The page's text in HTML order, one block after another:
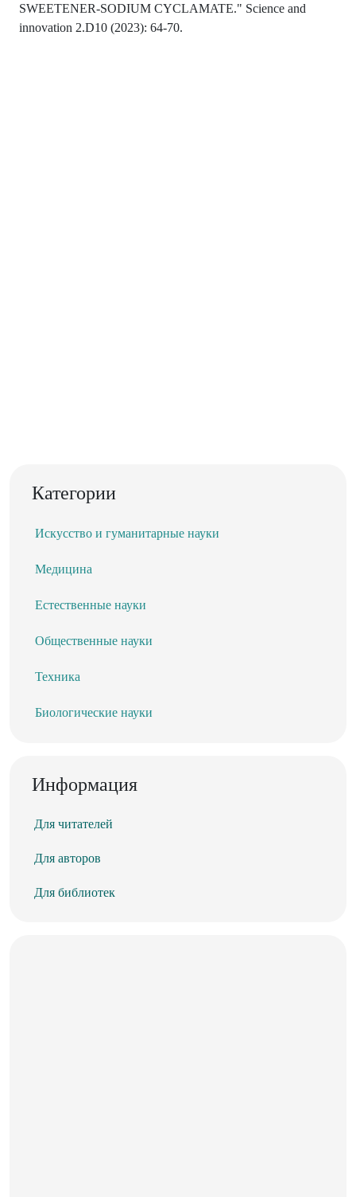
SWEETENER-SODIUM CYCLAMATE." Science and
innovation 2.D10 (2023): 64-70.
Категории
Искусство и гуманитарные науки
Медицина
Естественные науки
Общественные науки
Техника
Биологические науки
Информация
Для читателей
Для авторов
Для библиотек